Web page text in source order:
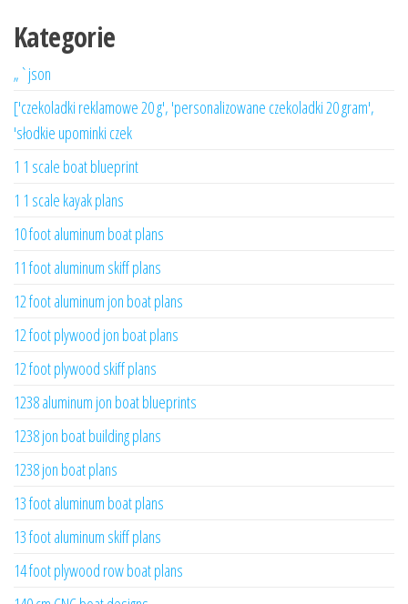
Kategorie
„`json
['czekoladki reklamowe 20 g', 'personalizowane czekoladki 20 gram',
'słodkie upominki czek
1 1 scale boat blueprint
1 1 scale kayak plans
10 foot aluminum boat plans
11 foot aluminum skiff plans
12 foot aluminum jon boat plans
12 foot plywood jon boat plans
12 foot plywood skiff plans
1238 aluminum jon boat blueprints
1238 jon boat building plans
1238 jon boat plans
13 foot aluminum boat plans
13 foot aluminum skiff plans
14 foot plywood row boat plans